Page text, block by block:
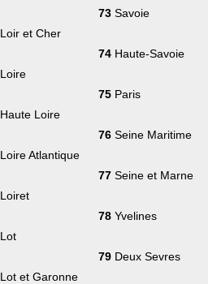
Loir et Cher
Loire
Haute Loire
Loire Atlantique
Loiret
Lot
Lot et Garonne
73 Savoie
74 Haute-Savoie
75 Paris
76 Seine Maritime
77 Seine et Marne
78 Yvelines
79 Deux Sevres